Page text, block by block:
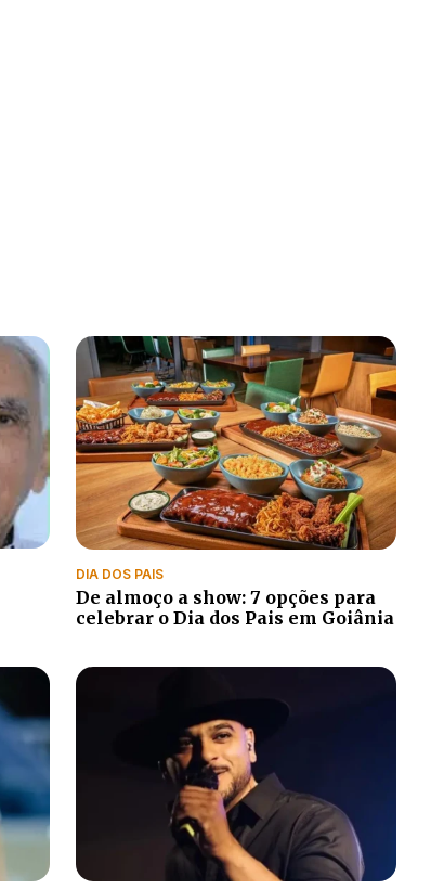
DIA DOS PAIS
De almoço a show: 7 opções para
celebrar o Dia dos Pais em Goiânia